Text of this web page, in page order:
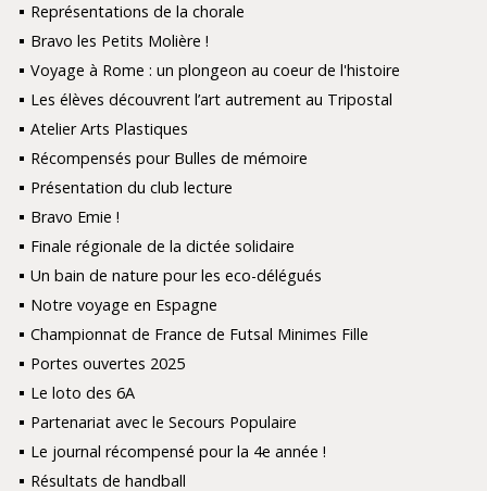
Représentations de la chorale
Bravo les Petits Molière !
Voyage à Rome : un plongeon au coeur de l'histoire
Les élèves découvrent l’art autrement au Tripostal
Atelier Arts Plastiques
Récompensés pour Bulles de mémoire
Présentation du club lecture
Bravo Emie !
Finale régionale de la dictée solidaire
Un bain de nature pour les eco-délégués
Notre voyage en Espagne
Championnat de France de Futsal Minimes Fille
Portes ouvertes 2025
Le loto des 6A
Partenariat avec le Secours Populaire
Le journal récompensé pour la 4e année !
Résultats de handball